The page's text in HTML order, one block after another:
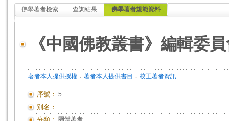
佛學著者檢索 查詢結果 佛學著者規範資料
《中國佛教叢書》編輯委
著者本人提供授權 ． 著者本人提供書目 ． 校正著者資訊
序號： 5
別名：
團體著者